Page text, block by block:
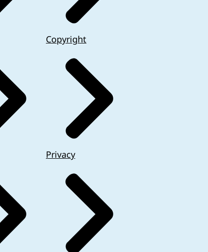
Copyright
Privacy